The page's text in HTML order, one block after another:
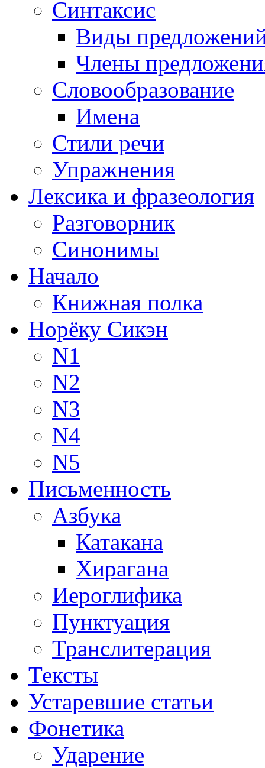
Синтаксис
Виды
Члены
Словообразование
Имена
Стили речи
Упражнения
Лексика и фразеология
Разговорник
Синонимы
Начало
Книжная полка
Норёку Сикэн
N1
N2
N3
N4
N5
Письменность
Азбука
Катакана
Хирагана
Иероглифика
Пунктуация
Транслитерация
Тексты
Устаревшие статьи
Фонетика
Ударение